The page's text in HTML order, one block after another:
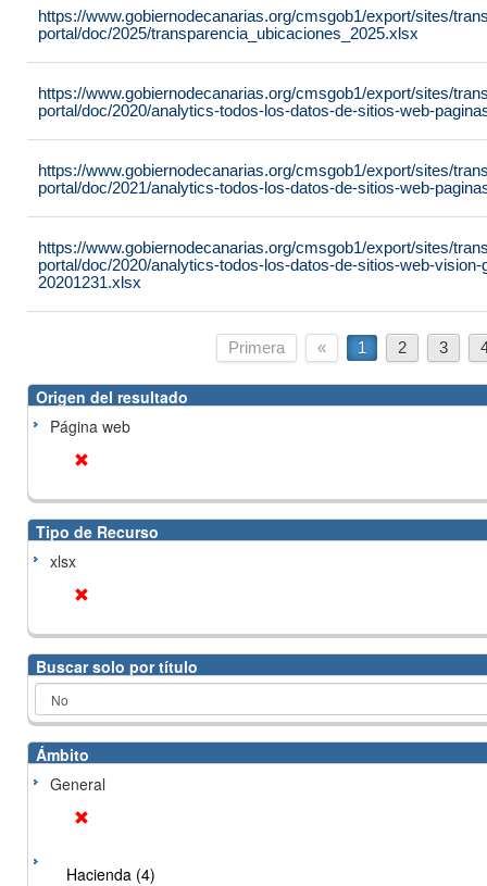
https://www.gobiernodecanarias.org/cmsgob1/export/sites/
portal/doc/2025/transparencia_ubicaciones_2025.xlsx
https://www.gobiernodecanarias.org/cmsgob1/export/sites/
portal/doc/2020/analytics-todos-los-datos-de-sitios-web-
https://www.gobiernodecanarias.org/cmsgob1/export/sites/
portal/doc/2021/analytics-todos-los-datos-de-sitios-web-
https://www.gobiernodecanarias.org/cmsgob1/export/sites/
portal/doc/2020/analytics-todos-los-datos-de-sitios-web-
20201231.xlsx
Primera « 1 2 3
Origen del resultado
Página web
Tipo de Recurso
xlsx
Buscar solo por título
Ámbito
General
Hacienda (4)